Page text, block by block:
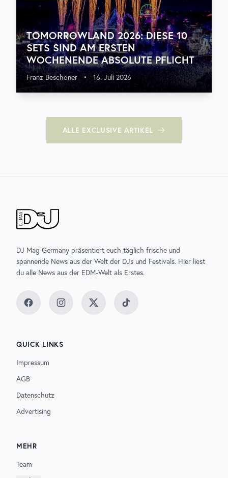
TOMORROWLAND 2026: DIESE 10
SETS SIND AM ERSTEN
WOCHENENDE ABSOLUTE PFLICHT
Franz Beschoner • 16. Juli 2026
ALLE EXCLUSIVE ARTIKEL
DJ Mag Germany präsentiert euch täglich frische und
spannende News aus der Welt der DJs und Festivals. Hier liest
du alle News aus der EDM-Welt als Erstes.
FacebookInstagramTwitter TikTok
QUICK LINKS
Impressum
AGB
Datenschutz
Advertising
MEHR
Team